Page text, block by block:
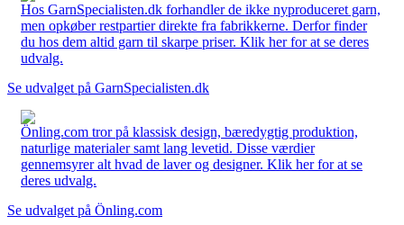
Hos GarnSpecialisten.dk forhandler de ikke nyproduceret garn,
men opkøber restpartier direkte fra fabrikkerne. Derfor finder
du hos dem altid garn til skarpe priser. Klik her for at se deres
udvalg.
Se udvalget på GarnSpecialisten.dk
Önling.com tror på klassisk design, bæredygtig produktion,
naturlige materialer samt lang levetid. Disse værdier
gennemsyrer alt hvad de laver og designer. Klik her for at se
deres udvalg.
Se udvalget på Önling.com